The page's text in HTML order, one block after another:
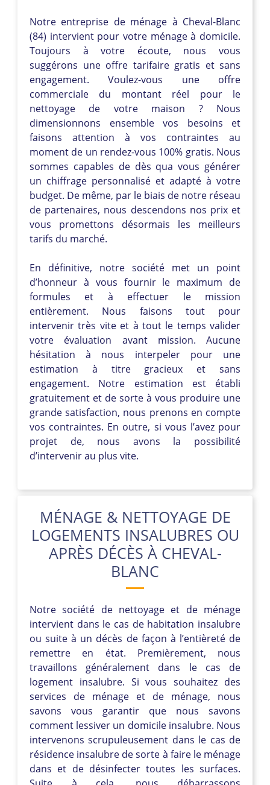
Notre entreprise de ménage à Cheval-Blanc
(84) intervient pour votre ménage à domicile.
Toujours à votre écoute, nous vous
suggérons une offre tarifaire gratis et sans
engagement. Voulez-vous une offre
commerciale du montant réel pour le
nettoyage de votre maison ? Nous
dimensionnons ensemble vos besoins et
faisons attention à vos contraintes au
moment de un rendez-vous 100% gratis. Nous
sommes capables de dès qua vous générer
un chiffrage personnalisé et adapté à votre
budget. De même, par le biais de notre réseau
de partenaires, nous descendons nos prix et
vous promettons désormais les meilleurs
tarifs du marché.
En définitive, notre société met un point
d’honneur à vous fournir le maximum de
formules et à effectuer le mission
entièrement. Nous faisons tout pour
intervenir très vite et à tout le temps valider
votre évaluation avant mission. Aucune
hésitation à nous interpeler pour une
estimation à titre gracieux et sans
engagement. Notre estimation est établi
gratuitement et de sorte à vous produire une
grande satisfaction, nous prenons en compte
vos contraintes. En outre, si vous l’avez pour
projet de, nous avons la possibilité
d’intervenir au plus vite.
MÉNAGE & NETTOYAGE DE
LOGEMENTS INSALUBRES OU
APRÈS DÉCÈS À CHEVAL-
BLANC
Notre société de nettoyage et de ménage
intervient dans le cas de habitation insalubre
ou suite à un décès de façon à l’entièreté de
remettre en état. Premièrement, nous
travaillons généralement dans le cas de
logement insalubre. Si vous souhaitez des
services de ménage et de ménage, nous
savons vous garantir que nous savons
comment lessiver un domicile insalubre. Nous
intervenons scrupuleusement dans le cas de
résidence insalubre de sorte à faire le ménage
dans et de désinfecter toutes les surfaces.